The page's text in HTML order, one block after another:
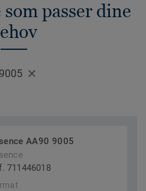
passer dine
AA90 9005
711446018